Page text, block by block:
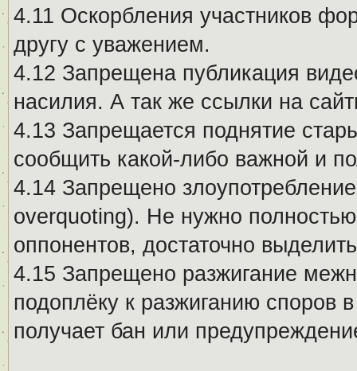
4.11 Оскорбления участников
другу с уважением.
4.12 Запрещена публикация
насилия. А так же ссылки на
4.13 Запрещается поднятие
сообщить какой-либо важной и
4.14 Запрещено
overquoting). Не нужно
оппонентов, достаточно
4.15 Запрещено разжигание
подоплёку к разжиганию споров
получает бан или